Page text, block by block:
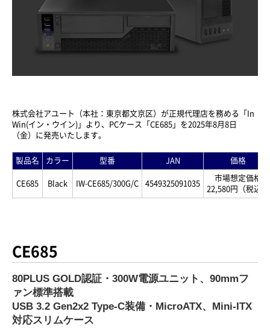
株式会社アユート（本社：東京都文京区）が正規代理店を務める「In
Win(イン・ウイン)」より、PCケース「CE685」を2025年8月8日
（金）に発売いたします。
製品名 カラー 型番 JAN 価格
CE685 Black IW-CE685/300G/C 4549325091035
市場想定価格
22,580円（税込）
CE685
80PLUS GOLD認証・300W電源ユニット、90mmフ
ァン標準搭載
USB 3.2 Gen2x2 Type-C装備・MicroATX、Mini-ITX
対応スリムケース